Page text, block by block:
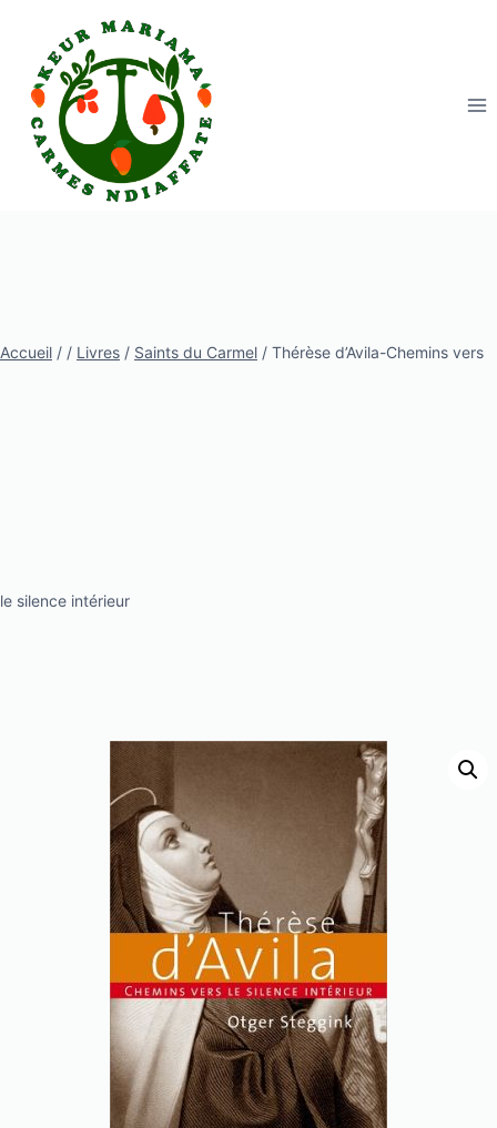
contenu
Accueil / / Livres / Saints du Carmel / Thérèse d’Avila-Chemins vers
le silence intérieur